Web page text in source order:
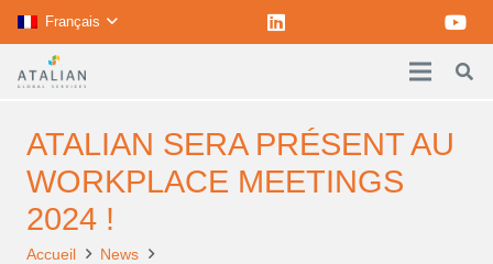
Français
ATALIAN SERA PRÉSENT AU
WORKPLACE MEETINGS
2024 !
Accueil
News